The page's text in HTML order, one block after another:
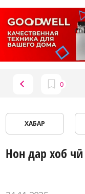
ХАБАР
Нон дар хоб